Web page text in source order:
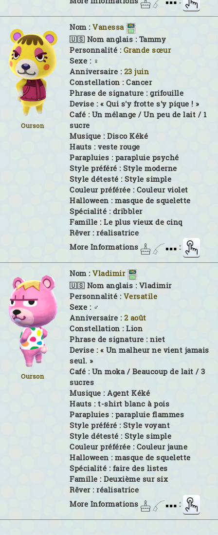
Ourson
Nom : Vanessa
🇺🇸 Nom anglais : Tammy
Personnalité : Grande sœur
Sexe : ♀
Anniversaire : 23 juin
Constellation : Cancer
Phrase de signature : grifouille
Devise : « Qui s'y frotte s'y pique ! »
Café : Un mélange / Un peu de lait / 1
sucre
Musique : Disco Kéké
Hauts : veste rouge
Parapluies : parapluie psyché
Style préféré : Style moderne
Style détesté : Style simple
Couleur préférée : Couleur violet
Halloween : masque de squelette
Spécialité : dribbler
Famille : Le plus vieux de cinq
Rêver : réalisatrice
More Informations
:
Ourson
Nom : Vladimir
🇺🇸 Nom anglais : Vladimir
Personnalité : Versatile
Sexe : ♂
Anniversaire : 2 août
Constellation : Lion
Phrase de signature : niet
Devise : « Un malheur ne vient jamais
seul. »
Café : Un moka / Beaucoup de lait / 3
sucres
Musique : Agent Kéké
Hauts : t-shirt blanc à pois
Parapluies : parapluie flammes
Style préféré : Style voyant
Style détesté : Style simple
Couleur préférée : Couleur jaune
Halloween : masque de squelette
Spécialité : faire des listes
Famille : Deuxième sur six
Rêver : réalisatrice
More Informations
: